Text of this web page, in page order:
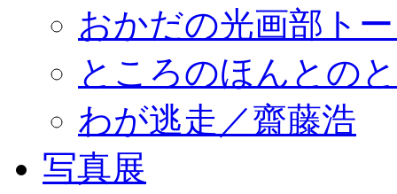
おかだの光画部ト
ところのほんとの
わが逃走／齋藤浩
写真展